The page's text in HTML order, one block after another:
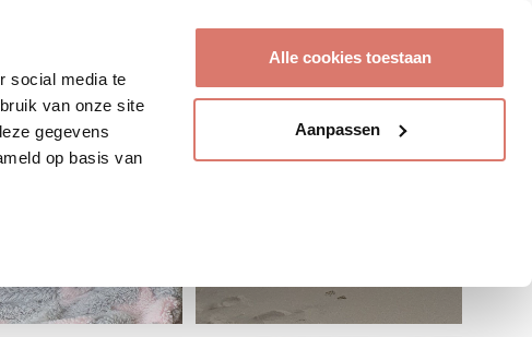
social media te
van onze site
gegevens
op basis van
Alle cookies toestaan
Aanpassen